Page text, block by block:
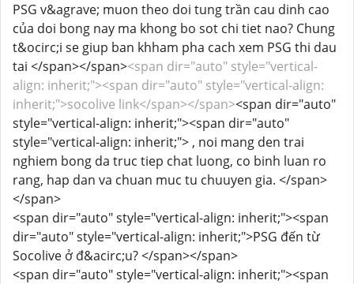
PSG v&agrave; muon theo doi tung trần cau dinh cao
của doi bong nay ma khong bo sot chi tiet nao? Chung
t&ocirc;i se giup ban khham pha cach xem PSG thi dau
tai </span></span><span dir="auto" style="vertical-
align: inherit;"><span dir="auto" style="vertical-align:
inherit;">socolive link</span></span><span dir="auto"
style="vertical-align: inherit;"><span dir="auto"
style="vertical-align: inherit;"> , noi mang den trai
nghiem bong da truc tiep chat luong, co binh luan ro
rang, hap dan va chuan muc tu chuuyen gia. </span>
</span>
<span dir="auto" style="vertical-align: inherit;"><span
dir="auto" style="vertical-align: inherit;">PSG đến từ
Socolive ở đ&acirc;u? </span></span>
<span dir="auto" style="vertical-align: inherit;"><span